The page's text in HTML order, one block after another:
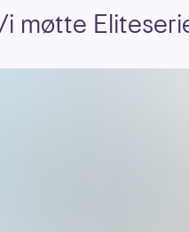
møtte